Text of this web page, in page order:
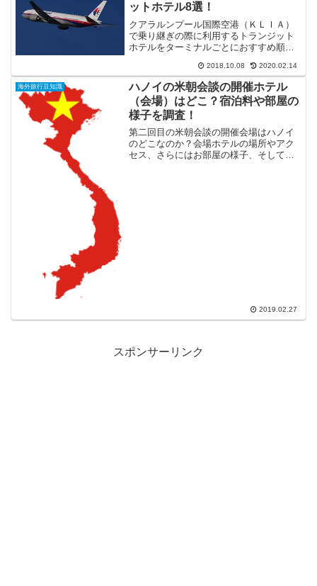
ットホテル8選！
クアラルンプール国際空港（ＫＬＩＡ）
で乗り継ぎの際に利用するトランジット
ホテルをターミナルごとにおすすめ順に
た感想、ホテルの立地や価格帯を徹底調
査！
2018.10.08 2020.02.14
海外旅行豆知識
ハノイの米朝会談の開催ホテル
（会場）はどこ？宿泊料や部屋の
様子を調査！
第二回目の米朝会談の開催会場はハノイ
のどこなのか？会場ホテルの場所やアク
セス、さらにはお部屋の様子、そして一
2019.02.27
スポンサーリンク